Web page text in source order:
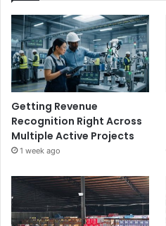
Getting Revenue
Recognition Right Across
Multiple Active Projects
1 week ago